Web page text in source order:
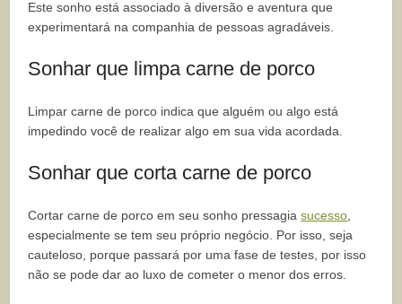
Este sonho está associado à diversão e aventura que
experimentará na companhia de pessoas agradáveis.
Sonhar que limpa carne de porco
Limpar carne de porco indica que alguém ou algo está
impedindo você de realizar algo em sua vida acordada.
Sonhar que corta carne de porco
Cortar carne de porco em seu sonho pressagiasucesso,
especialmente se tem seu próprio negócio. Por isso, seja
cauteloso, porque passará por uma fase de testes, por isso
não se pode dar ao luxo de cometer o menor dos erros.